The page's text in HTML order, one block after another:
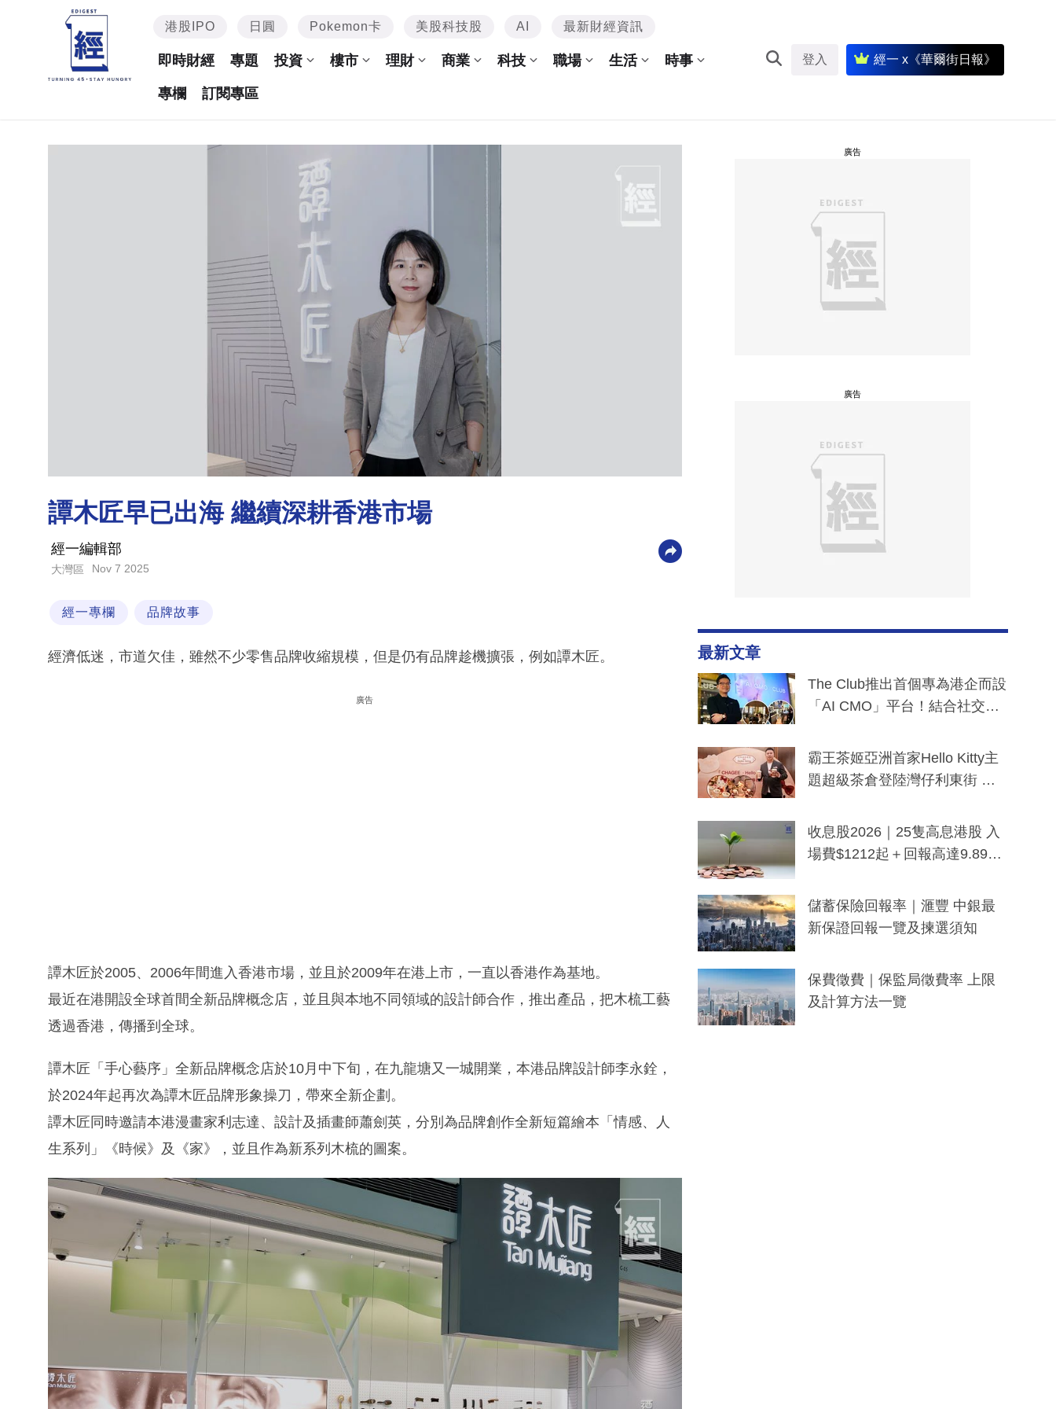
港股IPO 日圓 Pokemon卡 美股科技股 AI 最新財經資訊
即時財經 專題 投資 樓市 理財 商業 科技 職場 生活 時事
專欄 訂閱專區
登入 經一 x《華爾街日報》
譚木匠早已出海 繼續深耕香港市場
經一編輯部
大灣區 Nov 7 2025
經一專欄 品牌故事
經濟低迷，市道欠佳，雖然不少零售品牌收縮規模，但是仍有品牌趁機擴張，例如譚木匠。
廣告
譚木匠於2005、2006年間進入香港市場，並且於2009年在港上市，一直以香港作為基地。
最近在港開設全球首間全新品牌概念店，並且與本地不同領域的設計師合作，推出產品，把木梳工藝
透過香港，傳播到全球。
譚木匠「手心藝序」全新品牌概念店於10月中下旬，在九龍塘又一城開業，本港品牌設計師李永銓，
於2024年起再次為譚木匠品牌形象操刀，帶來全新企劃。
譚木匠同時邀請本港漫畫家利志達、設計及插畫師蕭劍英，分別為品牌創作全新短篇繪本「情感、人
生系列」《時候》及《家》，並且作為新系列木梳的圖案。
廣告
廣告
最新文章
The Club推出首個專為港企而設
「AI CMO」平台！結合社交聆
分鐘生成「貼地」宣傳短片
霸王茶姬亞洲首家Hello Kitty主
題超級茶倉登陸灣仔利東街 推
y及香港限定特調系列
收息股2026｜25隻高息港股 入
場費$1212起＋回報高達9.89
儲蓄保險回報率｜滙豐 中銀最
新保證回報一覽及揀選須知
保費徵費｜保監局徵費率 上限
及計算方法一覽